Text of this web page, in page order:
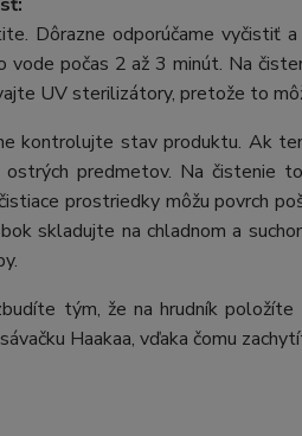
Dôrazne odporúčame vyčistiť
vode počas 2 až 3 minút. Na
UV sterilizátory, pretože to
kontrolujte stav produktu. Ak
predmetov. Na čistenie
prostriedky môžu povrch
skladujte na chladnom a
tým, že na hrudník
Haakaa, vďaka čomu